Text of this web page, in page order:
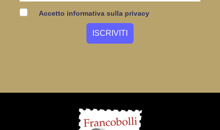
Accetto informativa sulla privacy